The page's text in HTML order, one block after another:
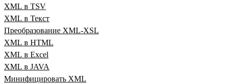
XML в TSV
XML в Текст
Преобразование XML‑XSL
XML в HTML
XML в Excel
XML в JAVA
Минифицировать XML